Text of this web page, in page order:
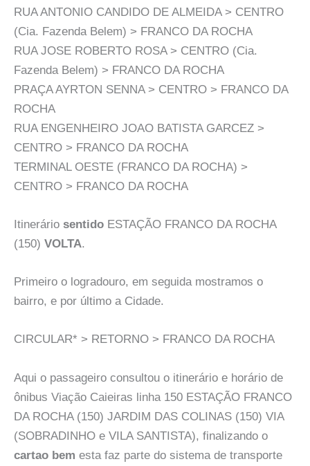
RUA ANTONIO CANDIDO DE ALMEIDA > CENTRO
(Cia. Fazenda Belem) > FRANCO DA ROCHA
RUA JOSE ROBERTO ROSA > CENTRO (Cia.
Fazenda Belem) > FRANCO DA ROCHA
PRAÇA AYRTON SENNA > CENTRO > FRANCO DA
ROCHA
RUA ENGENHEIRO JOAO BATISTA GARCEZ >
CENTRO > FRANCO DA ROCHA
TERMINAL OESTE (FRANCO DA ROCHA) >
CENTRO > FRANCO DA ROCHA
Itinerário sentido ESTAÇÃO FRANCO DA ROCHA
(150) VOLTA.
Primeiro o logradouro, em seguida mostramos o
bairro, e por último a Cidade.
CIRCULAR* > RETORNO > FRANCO DA ROCHA
Aqui o passageiro consultou o itinerário e horário de
ônibus Viação Caieiras linha 150 ESTAÇÃO FRANCO
DA ROCHA (150) JARDIM DAS COLINAS (150) VIA
(SOBRADINHO e VILA SANTISTA), finalizando o
cartao bem esta faz parte do sistema de transporte